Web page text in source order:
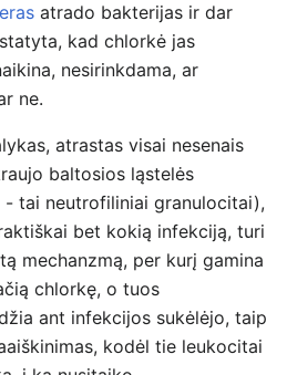
atrado bakterijas ir dar
kad chlorkė jas
nesirinkdama, ar
ne.
atrastas visai nesenais
baltosios ląstelės
tai neutrofiliniai granulocitai),
bet kokią infekciją, turi
mechanzmą, per kurį gamina
chlorkę, o tuos
ant infekcijos sukėlėjo, taip
kodėl tie leukocitai